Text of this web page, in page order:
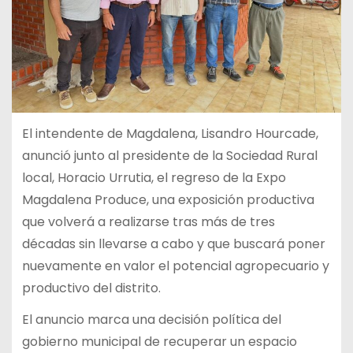
El intendente de Magdalena, Lisandro Hourcade,
anunció junto al presidente de la Sociedad Rural
local, Horacio Urrutia, el regreso de la Expo
Magdalena Produce, una exposición productiva
que volverá a realizarse tras más de tres
décadas sin llevarse a cabo y que buscará poner
nuevamente en valor el potencial agropecuario y
productivo del distrito.
El anuncio marca una decisión política del
gobierno municipal de recuperar un espacio